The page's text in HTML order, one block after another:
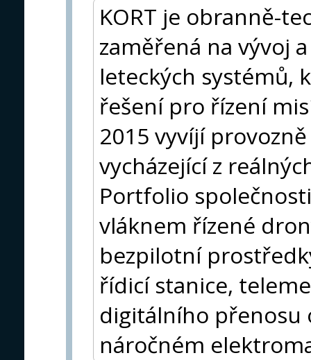
KORT je obranně-
zaměřená na vývoj
leteckých systémů,
řešení pro řízení
2015 vyvíjí
vycházející z
Portfolio
vláknem řízené
bezpilotní
řídicí stanice,
digitálního přenosu
náročném